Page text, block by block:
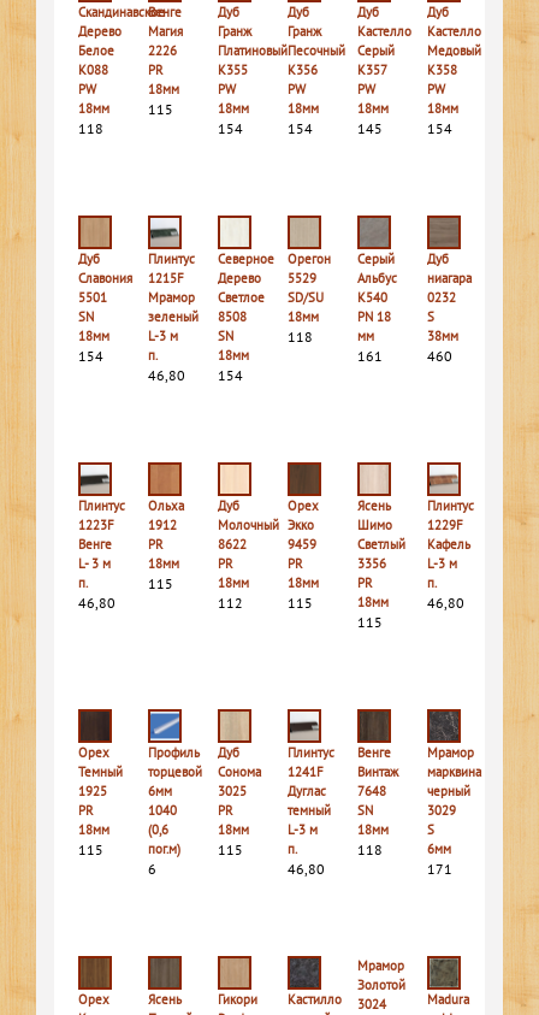
Скандинавское
Дерево
Белое
K088
PW
18мм
118
Венге
Магия
2226
PR
18мм
115
Дуб
Гранж
Платиновый
K355
PW
18мм
154
Дуб
Гранж
Песочный
K356
PW
18мм
154
Дуб
Кастелло
Серый
K357
PW
18мм
145
Дуб
Кастелло
Медовый
K358
PW
18мм
154
Дуб
Славония
5501
SN
18мм
154
Плинтус
1215F
Мрамор
зеленый
L-3 м
п.
46,80
Северное
Дерево
Светлое
8508
SN
18мм
154
Орегон
5529
SD/SU
18мм
118
Серый
Альбус
К540
PN 18
мм
161
Дуб
ниагара
0232
S
38мм
460
Плинтус
1223F
Венге
L- 3 м
п.
46,80
Ольха
1912
PR
18мм
115
Дуб
Молочный
8622
PR
18мм
112
Орех
Экко
9459
PR
18мм
115
Ясень
Шимо
Светлый
3356
PR
18мм
115
Плинтус
1229F
Кафель
L-3 м
п.
46,80
Орех
Темный
1925
PR
18мм
115
Профиль
торцевой
6мм
1040
(0,6
пог.м)
6
Дуб
Сонома
3025
PR
18мм
115
Плинтус
1241F
Дуглас
темный
L-3 м
п.
46,80
Венге
Винтаж
7648
SN
18мм
118
Мрамор
марквина
черный
3029
S
6мм
171
Орех
Ясень
Гикори
Кастилло
Мрамор
Золотой
3024
Madura